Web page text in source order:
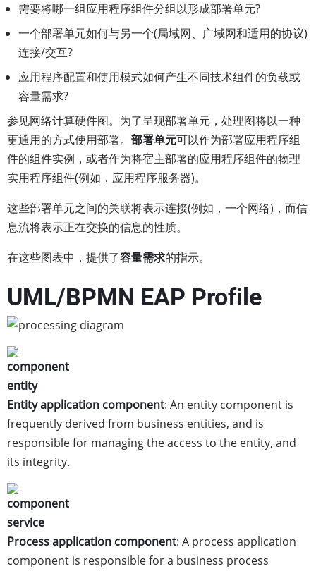
需要将哪一组应用程序组件分组以形成部署单元?
一个部署单元如何与另一个(局域网、广域网和适用的协议)
连接/交互?
应用程序配置和使用模式如何产生不同技术组件的负载或
容量需求?
参见网络计算硬件图。为了呈现部署单元，处理图将以一种
更通用的方式使用部署。 部署单元可以作为部署应用程序组
件的组件实例，或者作为将宿主部署的应用程序组件的物理
实用程序组件(例如，应用程序服务器)。
这些部署单元之间的关联将表示连接(例如，一个网络)，而信
息流将表示正在交换的信息的性质。
在这些图表中，提供了容量需求的指示。
UML/BPMN EAP Profile
Entity application component: An entity component is
frequently derived from business entities, and is
responsible for managing the access to the entity, and
its integrity.
Process application component: A process application
component is responsible for a business process